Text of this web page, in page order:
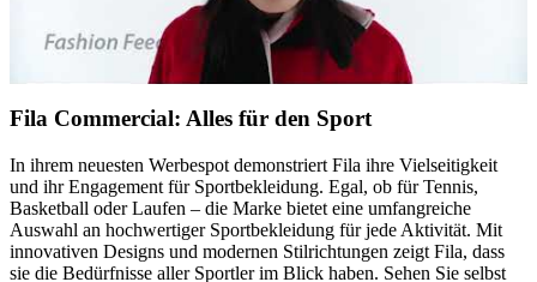
Fila Commercial: Alles für den Sport
In ihrem neuesten Werbespot demonstriert Fila ihre Vielseitigkeit
und ihr Engagement für Sportbekleidung. Egal, ob für Tennis,
Basketball oder Laufen – die Marke bietet eine umfangreiche
Auswahl an hochwertiger Sportbekleidung für jede Aktivität. Mit
innovativen Designs und modernen Stilrichtungen zeigt Fila, dass
sie die Bedürfnisse aller Sportler im Blick haben. Sehen Sie selbst